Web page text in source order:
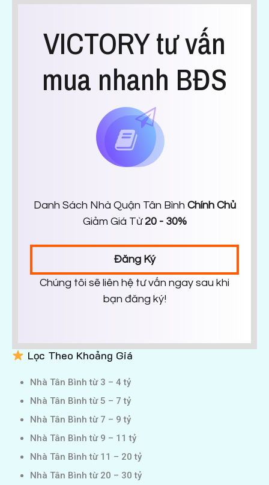
VICTORY tư vấn
mua nhanh BĐS
Danh Sách Nhà Quận Tân Bình Chính Chủ
Giảm Giá Từ 20 - 30%
Đăng Ký
Chúng tôi sẽ liên hệ tư vấn ngay sau khi
bạn đăng ký!
Lọc Theo Khoảng Giá
Nhà Tân Bình từ 3 – 4 tỷ
Nhà Tân Bình từ 5 – 7 tỷ
Nhà Tân Bình từ 7 – 9 tỷ
Nhà Tân Bình từ 9 – 11 tỷ
Nhà Tân Bình từ 11 – 20 tỷ
Nhà Tân Bình từ 20 – 30 tỷ